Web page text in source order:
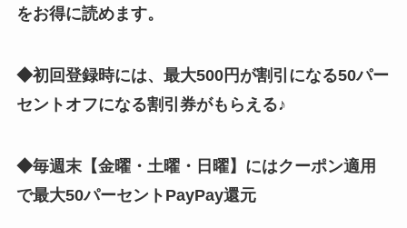
をお得に読めます。
◆初回登録時には、最大500円が割引になる50パー
セントオフになる割引券がもらえる♪
◆毎週末【金曜・土曜・日曜】にはクーポン適用
で最大50パーセントPayPay還元